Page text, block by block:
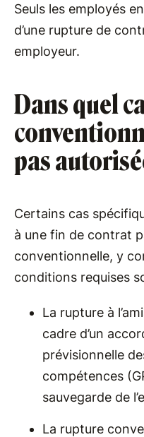
Seuls les employés
d’une rupture de
employeur.
Dans quel
pas
Certains cas
à une fin de contrat
conventionnelle, y
conditions requises
La rupture à
cadre d’un
prévisionnelle
compétences
sauvegarde de
La rupture